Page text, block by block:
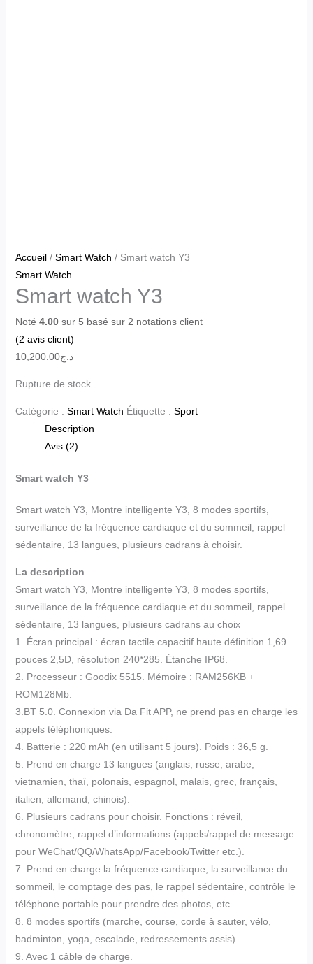
Accueil/ Smart Watch / Smart watch Y3
Smart Watch
Smart watch Y3
Noté 4.00sur 5 basé sur 2 notations client
(2 avis client)
د.ج10,200.00
Rupture de stock
Catégorie : Smart Watch Étiquette : Sport
Description
Avis (2)
Smart watch Y3
Smart watch Y3, Montre intelligente Y3, 8 modes sportifs,
surveillance de la fréquence cardiaque et du sommeil, rappel
sédentaire, 13 langues, plusieurs cadrans à choisir.
La description
Smart watch Y3, Montre intelligente Y3, 8 modes sportifs,
surveillance de la fréquence cardiaque et du sommeil, rappel
sédentaire, 13 langues, plusieurs cadrans au choix
1. Écran principal : écran tactile capacitif haute définition 1,69
pouces 2,5D, résolution 240*285. Étanche IP68.
2. Processeur : Goodix 5515. Mémoire : RAM256KB +
ROM128Mb.
3.BT 5.0. Connexion via Da Fit APP, ne prend pas en charge les
appels téléphoniques.
4. Batterie : 220 mAh (en utilisant 5 jours). Poids : 36,5 g.
5. Prend en charge 13 langues (anglais, russe, arabe,
vietnamien, thaï, polonais, espagnol, malais, grec, français,
italien, allemand, chinois).
6. Plusieurs cadrans pour choisir. Fonctions : réveil,
chronomètre, rappel d’informations (appels/rappel de message
pour WeChat/QQ/WhatsApp/Facebook/Twitter etc.).
7. Prend en charge la fréquence cardiaque, la surveillance du
sommeil, le comptage des pas, le rappel sédentaire, contrôle le
téléphone portable pour prendre des photos, etc.
8. 8 modes sportifs (marche, course, corde à sauter, vélo,
badminton, yoga, escalade, redressements assis).
9. Avec 1 câble de charge.